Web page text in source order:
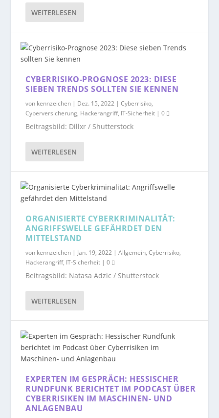
WEITERLESEN
CYBERRISIKO-PROGNOSE 2023: DIESE
SIEBEN TRENDS SOLLTEN SIE KENNEN
von kennzeichen | Dez. 15, 2022 |Cyberrisiko,
Cyberversicherung, Hackerangriff, IT-Sicherheit |0
Beitragsbild: Dillxr / Shutterstock
WEITERLESEN
ORGANISIERTE CYBERKRIMINALITÄT:
ANGRIFFSWELLE GEFÄHRDET DEN
MITTELSTAND
von kennzeichen | Jan. 19, 2022 |Allgemein,Cyberrisiko,
Hackerangriff, IT-Sicherheit |0
Beitragsbild: Natasa Adzic / Shutterstock
WEITERLESEN
EXPERTEN IM GESPRÄCH: HESSISCHER
RUNDFUNK BERICHTET IM PODCAST ÜBER
CYBERRISIKEN IM MASCHINEN- UND
ANLAGENBAU